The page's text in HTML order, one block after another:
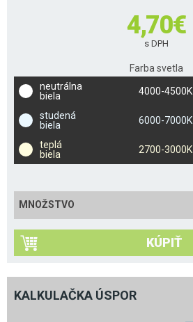
4,70€
s DPH
Farba svetla
neutrálna
biela
4000-4500K
studená
biela
6000-7000K
teplá
biela
2700-3000K
MNOŽSTVO
KÚPIŤ
KALKULAČKA ÚSPOR